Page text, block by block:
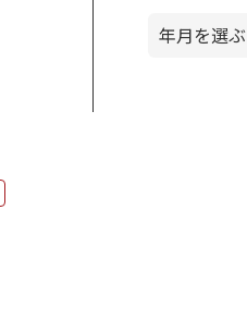
年月を選ぶ